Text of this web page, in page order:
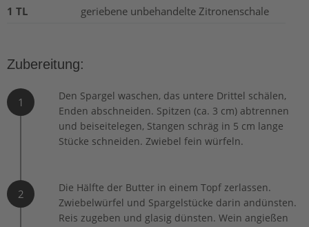
1 TL
geriebene unbehandelte Zitronenschale
Zubereitung:
1
Den Spargel waschen, das untere Drittel schälen,
Enden abschneiden. Spitzen (ca. 3 cm) abtrennen
und beiseitelegen, Stangen schräg in 5 cm lange
Stücke schneiden. Zwiebel fein würfeln.
2
Die Hälfte der Butter in einem Topf zerlassen.
Zwiebelwürfel und Spargelstücke darin andünsten.
Reis zugeben und glasig dünsten. Wein angießen